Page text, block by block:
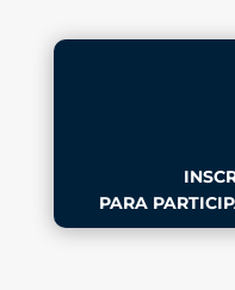
PARA